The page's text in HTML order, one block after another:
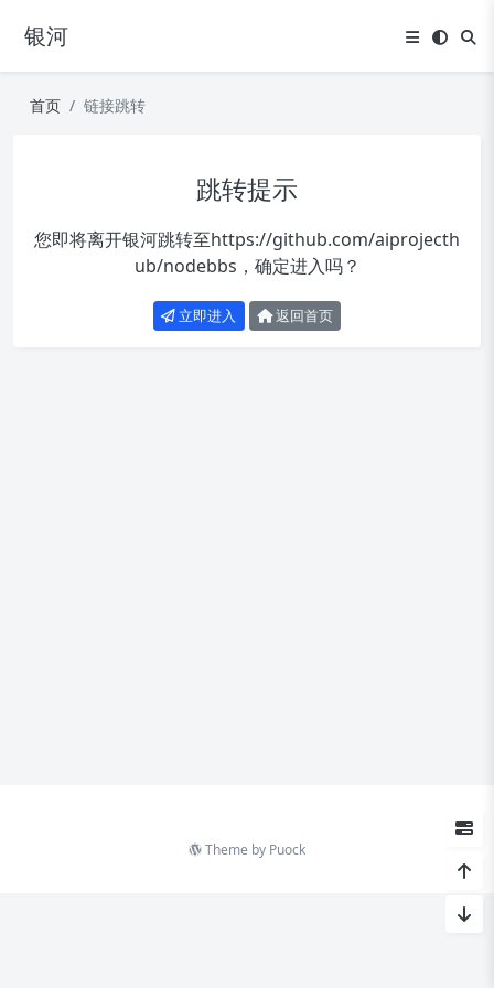
银河
首页 链接跳转
跳转提示
您即将离开银河跳转至https://github.com/aiprojecth
ub/nodebbs ，确定进入吗？
立即进入 返回首页
Theme by Puock